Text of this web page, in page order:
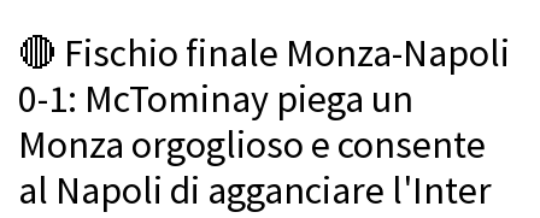
🔴 Fischio finale Monza-Napoli
0-1: McTominay piega un
Monza orgoglioso e consente
al Napoli di agganciare l'Inter